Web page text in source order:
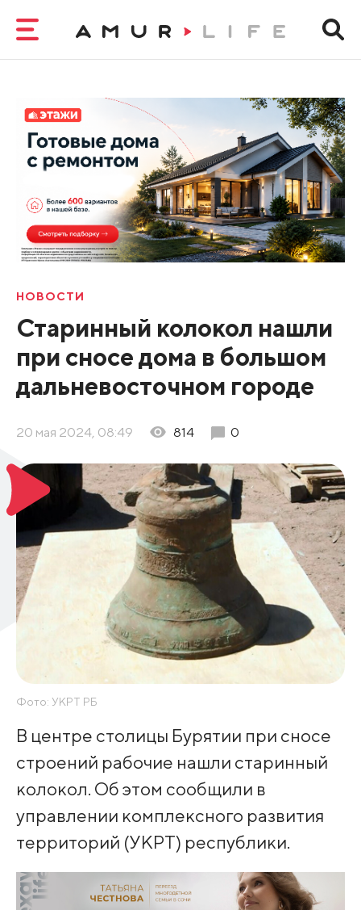
НОВОСТИ
Старинный колокол нашли
при сносе дома в большом
дальневосточном городе
20 мая 2024, 08:49 814 0
Фото: УКРТ РБ
В центре столицы Бурятии при сносе
строений рабочие нашли старинный
колокол. Об этом сообщили в
управлении комплексного развития
территорий (УКРТ) республики.